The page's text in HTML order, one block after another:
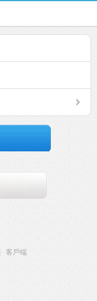
客戶端